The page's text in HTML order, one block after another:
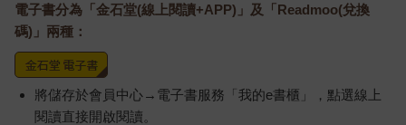
電子書分為「金石堂(線上閱讀+APP)」及「Readmoo(兌換
碼)」兩種：
將儲存於會員中心→電子書服務「我的e書櫃」，點選線上
閱讀直接開啟閱讀。